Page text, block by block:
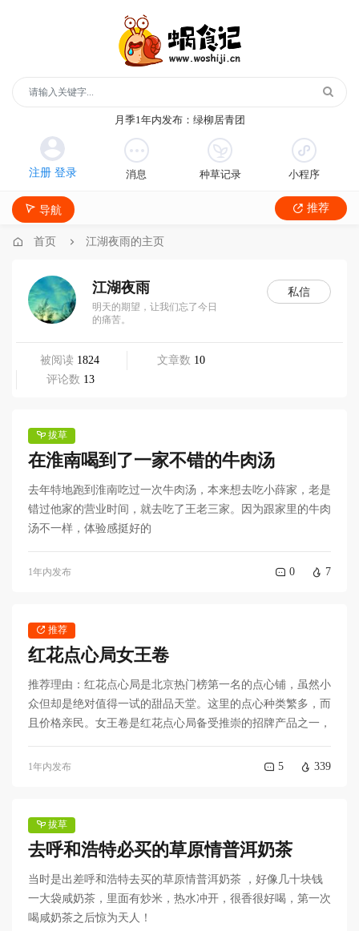
玻璃鞋1年内发布：沿河沙子空心李
月季1年内发布：绿柳居青团
遥望1年内发布：石屏包浆豆腐
玻璃鞋1年内发布：沿河沙子空心李
云散说再见1年内发布：红宝石鲜奶小方
遥望1年内发布：石屏包浆豆腐
消息 种草记录 小程序
导航 推荐
首页 江湖夜雨的主页
江湖夜雨
明天的期望，让我们忘了今日
的痛苦。
私信
被阅读 1824 文章数 10
评论数 13
拔草
在淮南喝到了一家不错的牛肉汤
去年特地跑到淮南吃过一次牛肉汤，本来想去吃小薛家，老是
错过他家的营业时间，就去吃了王老三家。因为跟家里的牛肉
汤不一样，体验感挺好的
1年内发布 0 7
推荐
红花点心局女王卷
推荐理由：红花点心局是北京热门榜第一名的点心铺，虽然小
众但却是绝对值得一试的甜品天堂。这里的点心种类繁多，而
且价格亲民。女王卷是红花点心局备受推崇的招牌产品之一，
1年内发布 5 339
拔草
去呼和浩特必买的草原情普洱奶茶
当时是出差呼和浩特去买的草原情普洱奶茶 ，好像几十块钱
一大袋咸奶茶，里面有炒米，热水冲开，很香很好喝，第一次
喝咸奶茶之后惊为天人！